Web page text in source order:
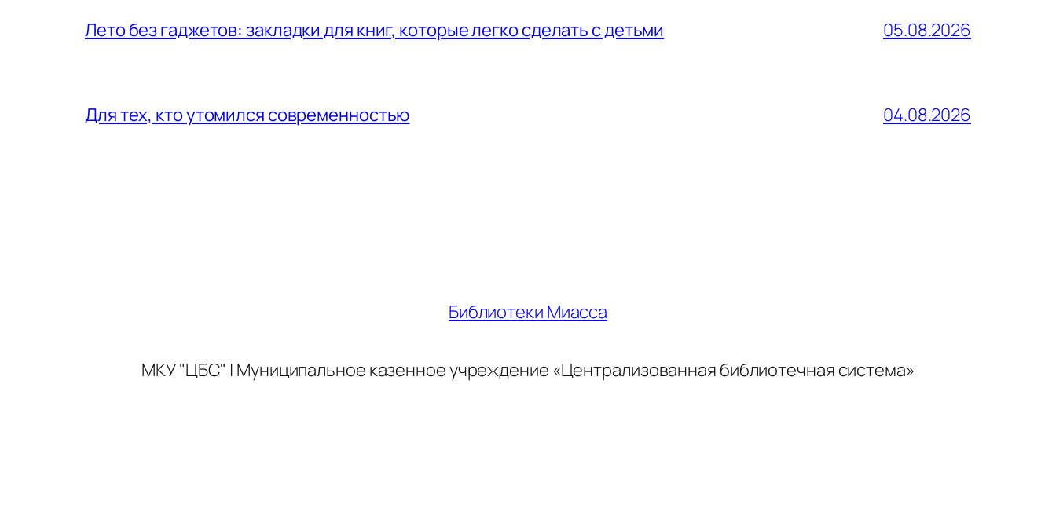
Лето без гаджетов: закладки для книг, которые легко сделать с детьми 05.08.2026
Для тех, кто утомился современностью 04.08.2026
Библиотеки Миасса
МКУ "ЦБС" | Муниципальное казенное учреждение «Централизованная библиотечная система»